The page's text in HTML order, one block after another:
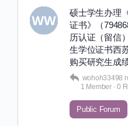
硕士学生办理
证书》（
历认证（留信
生学位证书西
购买研究生成
wohoh33498
1 Member · 0
Public Forum